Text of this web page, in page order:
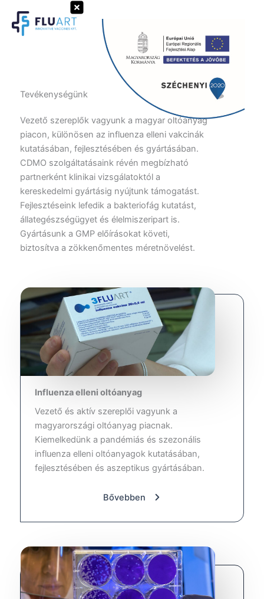
content
Tevékenységünk
Vezető szereplők vagyunk a magyar oltóanyag
piacon, különösen az influenza elleni vakcinák
kutatásában, fejlesztésében és gyártásában.
CDMO szolgáltatásaink révén megbízható
partnerként klinikai vizsgálatoktól a
kereskedelmi gyártásig nyújtunk támogatást.
Fejlesztéseink lefedik a bakteriofág kutatást,
állategészségügyet és élelmiszeripart is.
Gyártásunk a GMP előírásokat követi,
biztosítva a zökkenőmentes méretnövelést.
Influenza elleni oltóanyag
Vezető és aktív szereplői vagyunk a
magyarországi oltóanyag piacnak.
Kiemelkedünk a pandémiás és szezonális
influenza elleni oltóanyagok kutatásában,
fejlesztésében és aszeptikus gyártásában.
Bővebben